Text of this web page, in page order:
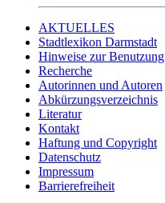
AKTUELLES
Stadtlexikon Darmstadt
Hinweise zur Benutzung
Recherche
Autorinnen und Autoren
Abkürzungsverzeichnis
Literatur
Kontakt
Haftung und Copyright
Datenschutz
Impressum
Barrierefreiheit